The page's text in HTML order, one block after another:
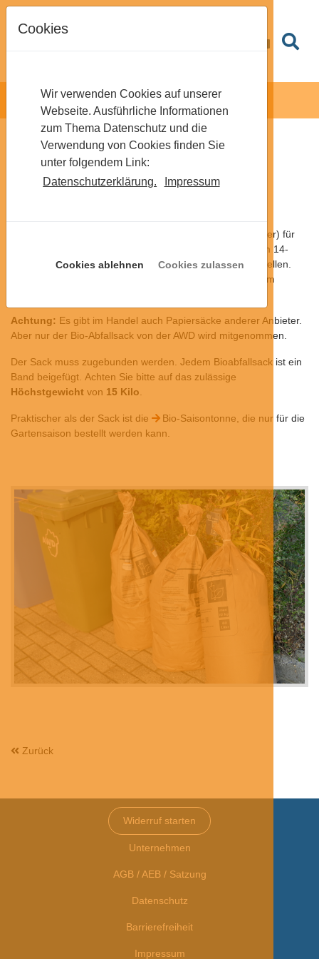
Cookies
Wir verwenden Cookies auf unserer
Webseite. Ausführliche Informationen
zum Thema Datenschutz und die
Verwendung von Cookies finden Sie
unter folgendem Link:
Datenschutzerklärung.
Impressum
Cookies ablehnen Cookies zulassen
Nur Bio-Abfallsäcke der
AWD werden abgeholt
Nutzen Sie zwischendurch unseren Bio-Abfallsack (60 Liter) für
trockene Bioabfälle aus dem Garten? Sie können ihn zum 14-
täglichen Leerungstermin Ihrer Biotonne an die Straße stellen.
oder im
Achtung: Es gibt im Handel auch Papiersäcke anderer Anbieter.
Aber nur der Bio-Abfallsack von der AWD wird mitgenommen.
Der Sack muss zugebunden werden. Jedem Bioabfallsack ist ein
Band beigefügt. Achten Sie bitte auf das zulässige
Höchstgewicht von 15 Kilo
Praktischer als der Sack ist die Bio-Saisontonne , die nur für die
Gartensaison bestellt werden kann.
Zurück
Widerruf starten
Unternehmen
AGB / AEB / Satzung
Datenschutz
Barrierefreiheit
Impressum